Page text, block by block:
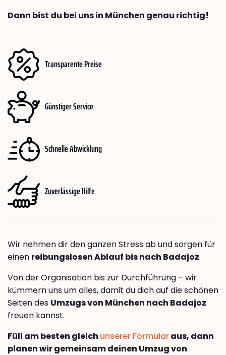
Dann bist du bei uns in München genau richtig!
Transparente Preise
Günstiger Service
Schnelle Abwicklung
Zuverlässige Hilfe
Wir nehmen dir den ganzen Stress ab und sorgen für
einen reibungslosen Ablauf bis nach Badajoz
Von der Organisation bis zur Durchführung – wir
kümmern uns um alles, damit du dich auf die schönen
Seiten des Umzugs von München nach Badajoz
freuen kannst.
Füll am besten gleich unserer Formularaus, dann
planen wir gemeinsam deinen Umzug von